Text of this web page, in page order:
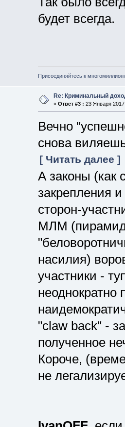
будет всегда.
Присоединяйтесь к
Re: Криминальный
« Ответ #3 : 23 Января
Вечно
снова
[ Читать далее ]
А законы (как
закрепления
сторон-
МЛМ
насилия)
участники -
неоднократно
"claw back" -
полученное
Короче,
не